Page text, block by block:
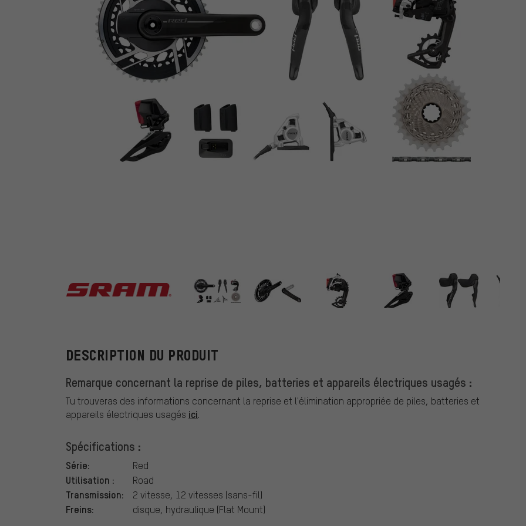
SRAM
DESCRIPTION DU PRODUIT
Remarque concernant la reprise de piles, batteries et appareils électriques usagés :
Tu trouveras des informations concernant la reprise et l'élimination appropriée de piles, batteries et
appareils électriques usagés ici.
Spécifications :
Série: Red
Utilisation : Road
Transmission: 2 vitesse, 12 vitesses (sans-fil)
Freins: disque, hydraulique (Flat Mount)